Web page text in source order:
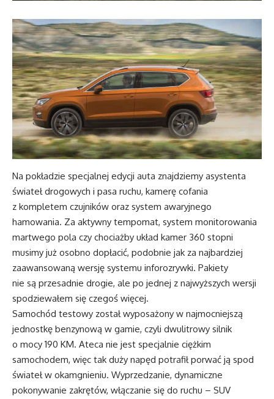
Na pokładzie specjalnej edycji auta znajdziemy asystenta
świateł drogowych i pasa ruchu, kamerę cofania
z kompletem czujników oraz system awaryjnego
hamowania. Za aktywny tempomat, system monitorowania
martwego pola czy chociażby układ kamer 360 stopni
musimy już osobno dopłacić, podobnie jak za najbardziej
zaawansowaną wersję systemu inforozrywki. Pakiety
nie są przesadnie drogie, ale po jednej z najwyższych wersji
spodziewałem się czegoś więcej.
Samochód testowy został wyposażony w najmocniejszą
jednostkę benzynową w gamie, czyli dwulitrowy silnik
o mocy 190 KM. Ateca nie jest specjalnie ciężkim
samochodem, więc tak duży napęd potrafił porwać ją spod
świateł w okamgnieniu. Wyprzedzanie, dynamiczne
pokonywanie zakrętów, włączanie się do ruchu – SUV